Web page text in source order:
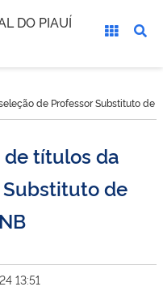
DO PIAUÍ
de Professor Substituto de
de títulos da
de
13:51